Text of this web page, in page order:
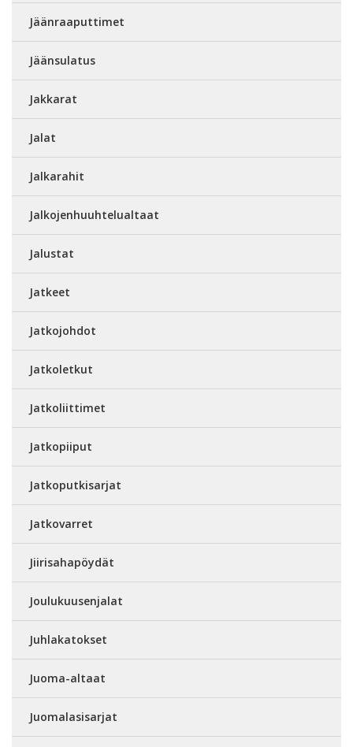
Jäänraaputtimet
Jäänsulatus
Jakkarat
Jalat
Jalkarahit
Jalkojenhuuhtelualtaat
Jalustat
Jatkeet
Jatkojohdot
Jatkoletkut
Jatkoliittimet
Jatkopiiput
Jatkoputkisarjat
Jatkovarret
Jiirisahapöydät
Joulukuusenjalat
Juhlakatokset
Juoma-altaat
Juomalasisarjat